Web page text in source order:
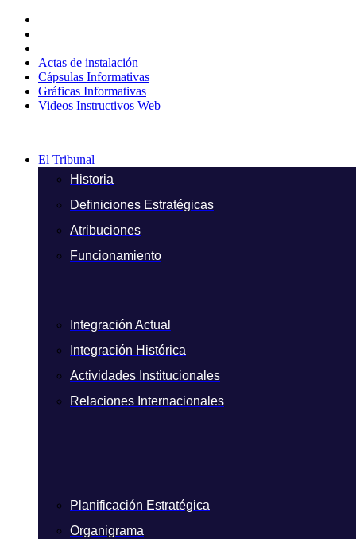
contenido
Actas de instalación
Cápsulas Informativas
Gráficas Informativas
Videos Instructivos Web
El Tribunal
Historia
Definiciones Estratégicas
Atribuciones
Funcionamiento
Integración Actual
Integración Histórica
Actividades Institucionales
Relaciones Internacionales
Planificación Estratégica
Organigrama